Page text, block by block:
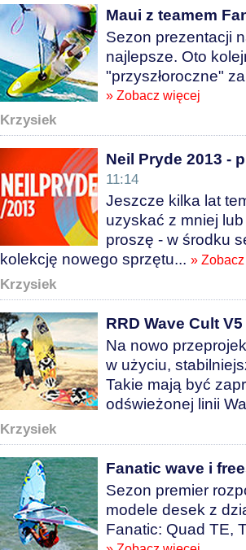
Maui z teamem
Sezon prezentacji
najlepsze. Oto
"przyszłoroczne"
» Zobacz więcej
Krzysiek
Neil Pryde 2013 -
11:14
Jeszcze kilka lat
uzyskać z mniej
proszę - w środku
kolekcję nowego sprzętu... »
Krzysiek
RRD Wave Cult V5
Na nowo
w użyciu,
Takie mają być
odświeżonej linii
Krzysiek
Fanatic wave i
Sezon premier
modele desek z
Fanatic: Quad TE,